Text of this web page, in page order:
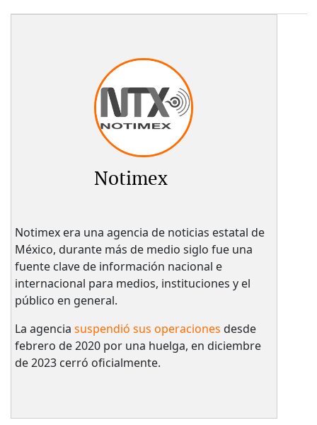
Notimex
Notimex era una agencia de noticias estatal de
México, durante más de medio siglo fue una
fuente clave de información nacional e
internacional para medios, instituciones y el
público en general.
La agencia suspendió sus operaciones desde
febrero de 2020 por una huelga, en diciembre
de 2023 cerró oficialmente.